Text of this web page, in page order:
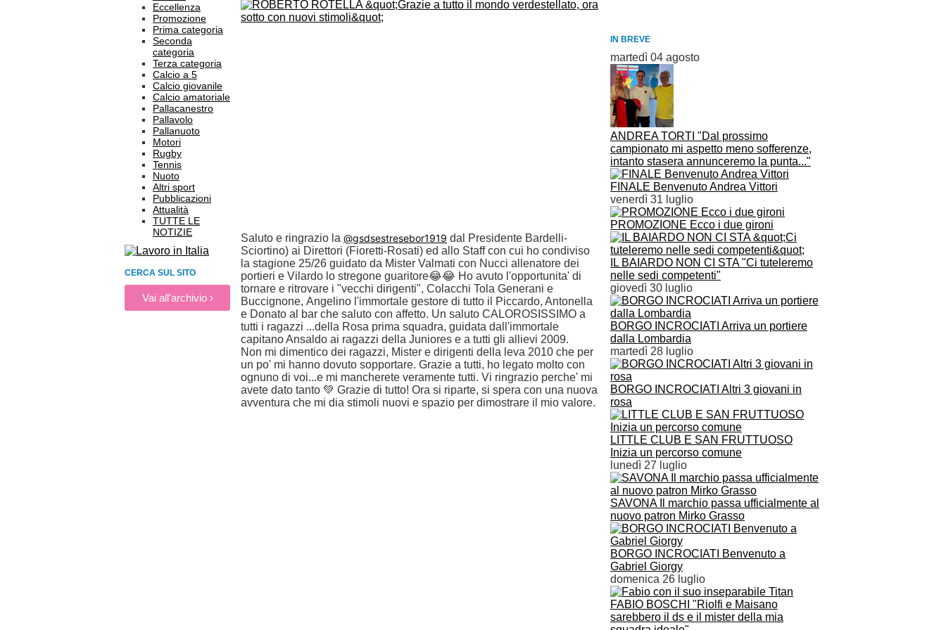
IN BREVE
martedì 04 agosto
ANDREA TORTI "Dal prossimo
campionato mi aspetto meno sofferenze,
intanto stasera annunceremo la punta..."
FINALE Benvenuto Andrea Vittori
venerdì 31 luglio
PROMOZIONE Ecco i due gironi
IL BAIARDO NON CI STA "Ci tuteleremo
nelle sedi competenti"
giovedì 30 luglio
BORGO INCROCIATI Arriva un portiere
dalla Lombardia
martedì 28 luglio
BORGO INCROCIATI Altri 3 giovani in
rosa
LITTLE CLUB E SAN FRUTTUOSO
Inizia un percorso comune
lunedì 27 luglio
SAVONA Il marchio passa ufficialmente al
nuovo patron Mirko Grasso
BORGO INCROCIATI Benvenuto a
Gabriel Giorgy
domenica 26 luglio
FABIO BOSCHI "Riolfi e Maisano
sarebbero il ds e il mister della mia
Eccellenza
Promozione
Prima categoria
Seconda
categoria
Terza categoria
Calcio a 5
Calcio giovanile
Calcio amatoriale
Pallacanestro
Pallavolo
Pallanuoto
Motori
Rugby
Tennis
Nuoto
Altri sport
Pubblicazioni
Attualità
TUTTE LE
NOTIZIE
CERCA SUL SITO
Vai all'archivio ›
Saluto e ringrazio la @gsdsestresebor1919 dal Presidente Bardelli-
Sciortino) ai Direttori (Fioretti-Rosati) ed allo Staff con cui ho condiviso
la stagione 25/26 guidato da Mister Valmati con Nucci allenatore dei
portieri e Vilardo lo stregone guaritore😂😂 Ho avuto l'opportunita' di
tornare e ritrovare i "vecchi dirigenti", Colacchi Tola Generani e
Buccignone, Angelino l'immortale gestore di tutto il Piccardo, Antonella
e Donato al bar che saluto con affetto. Un saluto CALOROSISSIMO a
tutti i ragazzi ...della Rosa prima squadra, guidata dall'immortale
capitano Ansaldo ai ragazzi della Juniores e a tutti gli allievi 2009.
Non mi dimentico dei ragazzi, Mister e dirigenti della leva 2010 che per
un po' mi hanno dovuto sopportare. Grazie a tutti, ho legato molto con
ognuno di voi...e mi mancherete veramente tutti. Vi ringrazio perche' mi
avete dato tanto 💚 Grazie di tutto! Ora si riparte, si spera con una nuova
avventura che mi dia stimoli nuovi e spazio per dimostrare il mio valore.